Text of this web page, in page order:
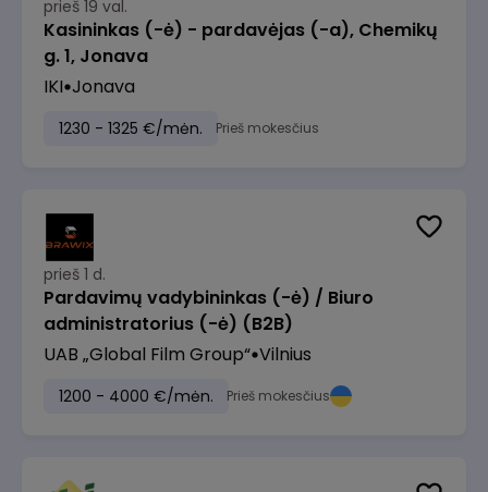
prieš 19 val.
Kasininkas (-ė) - pardavėjas (-a), Chemikų
g. 1, Jonava
IKI Jonava
1230 - 1325 €/mėn. Prieš mokesčius
prieš 1 d.
Pardavimų vadybininkas (-ė) / Biuro
administratorius (-ė) (B2B)
UAB „Global Film Group“ Vilnius
1200 - 4000 €/mėn. Prieš mokesčius